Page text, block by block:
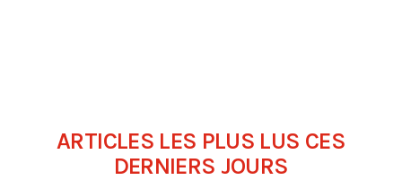
ARTICLES LES PLUS LUS CES
DERNIERS JOURS